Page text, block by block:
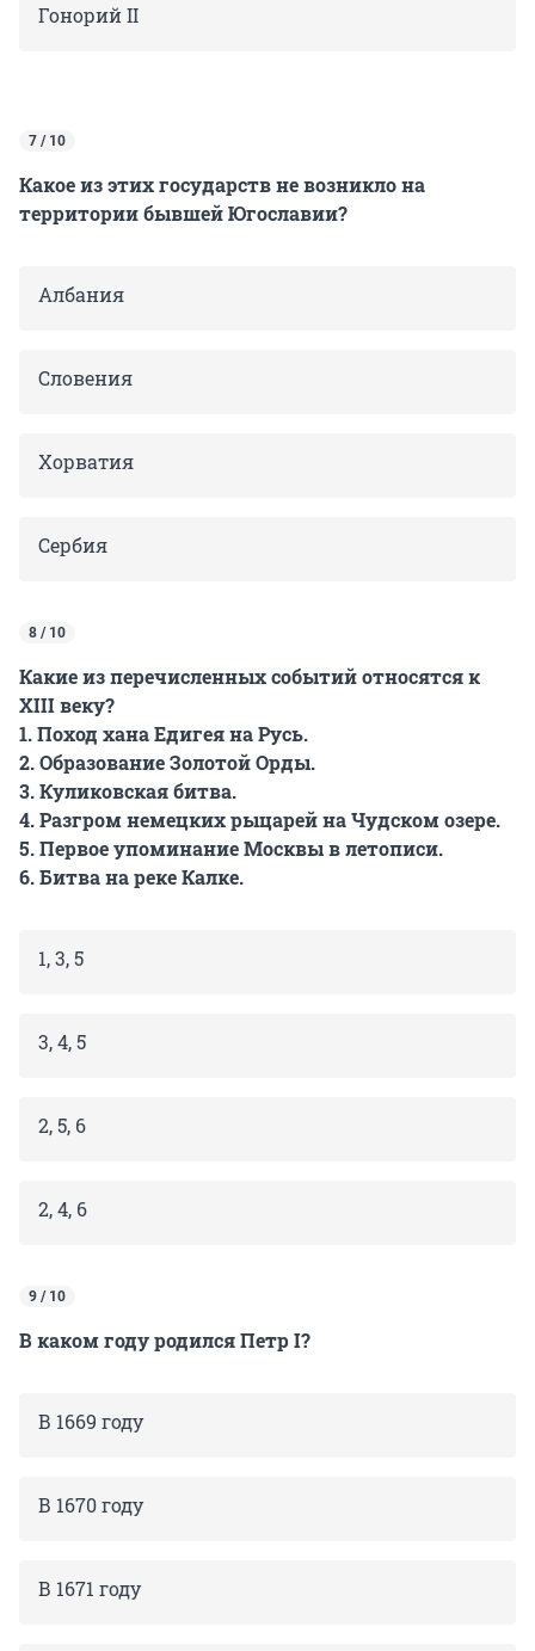
Гонорий II
7 / 10
Какое из этих государств не возникло на
территории бывшей Югославии?
Албания
Словения
Хорватия
Сербия
8 / 10
Какие из перечисленных событий относятся к
XIII веку?
1. Поход хана Едигея на Русь.
2. Образование Золотой Орды.
3. Куликовская битва.
4. Разгром немецких рыцарей на Чудском озере.
5. Первое упоминание Москвы в летописи.
6. Битва на реке Калке.
1, 3, 5
3, 4, 5
2, 5, 6
2, 4, 6
9 / 10
В каком году родился Петр I?
В 1669 году
В 1670 году
В 1671 году